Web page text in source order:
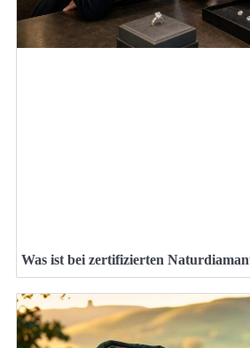
Was ist bei zertifizierten